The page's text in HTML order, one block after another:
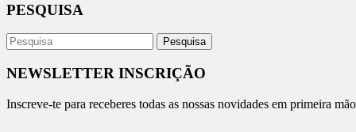
PESQUISA
NEWSLETTER INSCRIÇÃO
Inscreve-te para receberes todas as nossas novidades em primeira